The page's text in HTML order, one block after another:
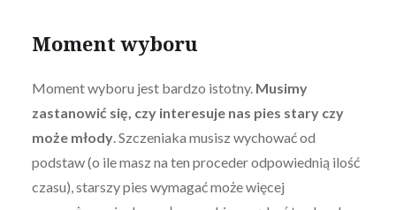
Moment wyboru
Moment wyboru jest bardzo istotny. Musimy
zastanowić się, czy interesuje nas pies stary czy
może młody. Szczeniaka musisz wychować od
podstaw (o ile masz na ten proceder odpowiednią ilość
czasu), starszy pies wymagać może więcej